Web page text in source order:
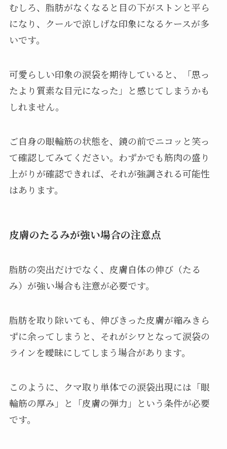
むしろ、脂肪がなくなると目の下がストンと平ら
になり、クールで涼しげな印象になるケースが多
いです。
可愛らしい印象の涙袋を期待していると、「思っ
たより質素な目元になった」と感じてしまうかも
しれません。
ご自身の眼輪筋の状態を、鏡の前でニコッと笑っ
て確認してみてください。わずかでも筋肉の盛り
上がりが確認できれば、それが強調される可能性
はあります。
皮膚のたるみが強い場合の注意点
脂肪の突出だけでなく、皮膚自体の伸び（たる
み）が強い場合も注意が必要です。
脂肪を取り除いても、伸びきった皮膚が縮みきら
ずに余ってしまうと、それがシワとなって涙袋の
ラインを曖昧にしてしまう場合があります。
このように、クマ取り単体での涙袋出現には「眼
輪筋の厚み」と「皮膚の弾力」という条件が必要
です。